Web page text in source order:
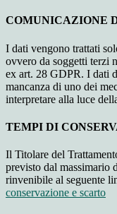
COMUNICAZIONE
I dati vengono trattati
ovvero da soggetti terzi
ex art. 28 GDPR. I dati
mancanza di uno dei
interpretare alla luce
TEMPI DI
Il Titolare del
previsto dal massimario
rinvenibile al seguente
conservazione e scarto